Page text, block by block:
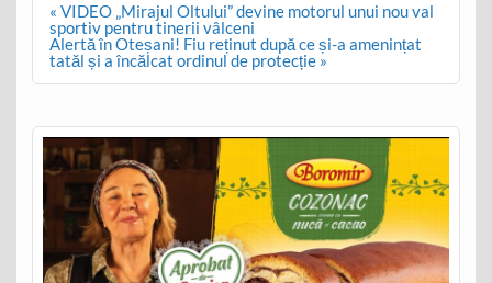
Post
navigation
« VIDEO „Mirajul Oltului” devine motorul unui nou val
sportiv pentru tinerii vâlceni
Alertă în Oteșani! Fiu reținut după ce și-a amenințat
tatăl și a încălcat ordinul de protecție »